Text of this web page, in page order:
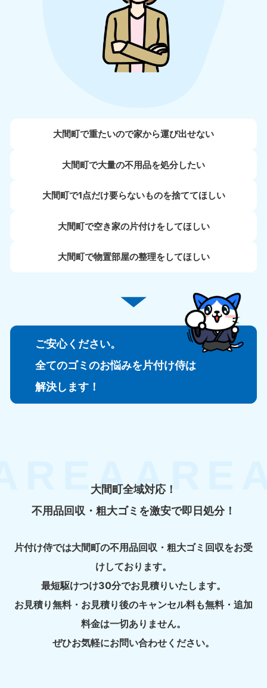
大間町で重たいので家から運び出せない
大間町で大量の不用品を処分したい
大間町で1点だけ要らないものを捨ててほしい
大間町で空き家の片付けをしてほしい
大間町で物置部屋の整理をしてほしい
ご安心ください。
全てのゴミのお悩みを片付け侍は
解決します！
大間町全域対応！
不用品回収・粗大ゴミを激安で即日処分！
片付け侍では大間町の不用品回収・粗大ゴミ回収をお受
けしております。
最短駆けつけ30分でお見積りいたします。
お見積り無料・お見積り後のキャンセル料も無料・追加
料金は一切ありません。
ぜひお気軽にお問い合わせください。